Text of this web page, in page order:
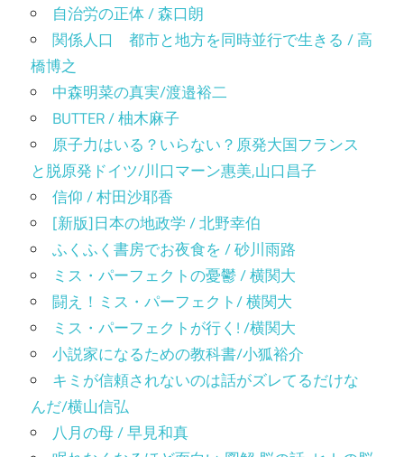
自治労の正体 / 森口朗
関係人口 都市と地方を同時並行で生きる / 高
橋博之
中森明菜の真実/渡邉裕二
BUTTER / 柚木麻子
原子力はいる？いらない？原発大国フランス
と脱原発ドイツ/川口マーン惠美,山口昌子
信仰 / 村田沙耶香
[新版]日本の地政学 / 北野幸伯
ふくふく書房でお夜食を / 砂川雨路
ミス・パーフェクトの憂鬱 / 横関大
闘え！ミス・パーフェクト/ 横関大
ミス・パーフェクトが行く! /横関大
小説家になるための教科書/小狐裕介
キミが信頼されないのは話がズレてるだけな
んだ/横山信弘
八月の母 / 早見和真